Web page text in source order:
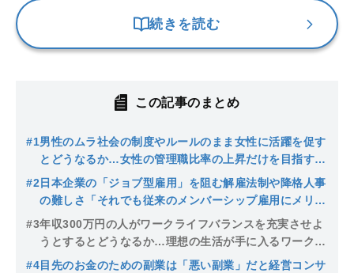
続きを読む
この記事のまとめ
#1男性のムラ社会の制度やルールのまま女性に活躍を促す
とどうなるか…女性の管理職比率の上昇だけを目指すこ
とが招く悲劇
#2日本企業の「ジョブ型雇用」を阻む解雇法制や降格人事
の難しさ「それでも従来のメンバーシップ雇用にメリッ
トがないわけではない」とされる理由
#3年収300万円の人がワークライフバランスを充実させよ
うとするとどうなるか…理想の生活が手に入るワークと
ライフの比重の見つけ方
#4目先のお金のための副業は「悪い副業」だと経営コンサ